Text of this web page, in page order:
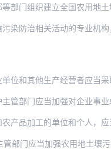
部门组织建立全国农用地
治相关活动的专业机构，以及受委
和其他生产经营者应当采取有
管部门应当加强对企业事
产品加工的单位和个人，
应当加强农用地土壤污染防治知识